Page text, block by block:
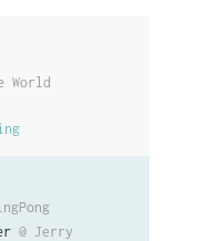
World
@ Jerry